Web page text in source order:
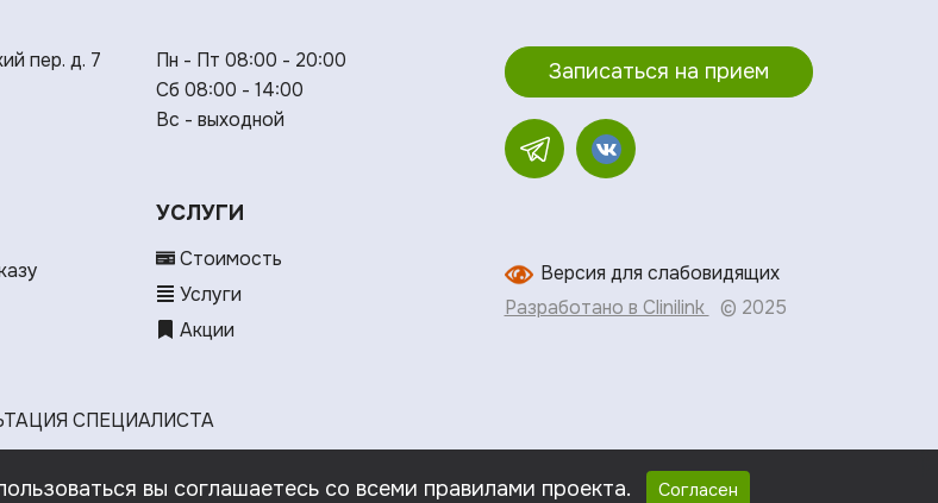
пер. д. 7
Пн - Пт 08:00 - 20:00
Сб 08:00 - 14:00
Вс - выходной
УСЛУГИ
Стоимость
Услуги
Акции
Записаться на прием
Версия для слабовидящих
Разработано в Clinilink
© 2025
СПЕЦИАЛИСТА
вы соглашаетесь со всеми правилами проекта. Согласен